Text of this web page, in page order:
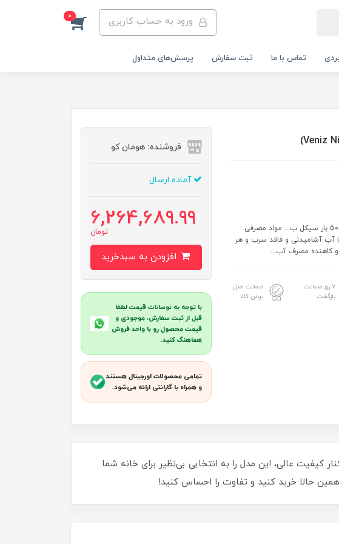
ورود به حساب کاربری 0
تماس با ما ثبت سفارش پرسش‌های متداول
مشخصات: کاتریج شیر ساخت اروپا با گارانتی 500000 بار سیکل ب... مواد مصرفی :
آب آشامیدنی و فاقد سرب و هر
و کاهنده مصرف آب...
۷ روز ضمانت
بازگشت
ضمانت اصل
بودن کالا
فروشنده: هومان کو
آماده ارسال
6,264,689.99
تومان
با توجه به نوسانات قیمت لطفا
قبل از ثبت سفارش، موجودی و
قیمت محصول رو با واحد فروش
هماهنگ کنید.
تمامی محصولات اورجینال هستند
و همراه با گارانتی ارائه می‌شود.
کیفیت عالی، این مدل را به انتخابی بی‌نظیر برای خانه شما
حالا خرید کنید و تفاوت را احساس کنید!